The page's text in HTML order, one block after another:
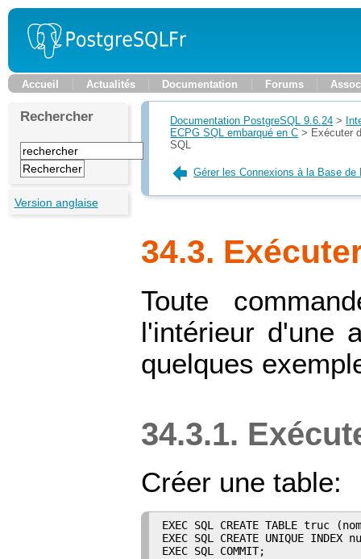
Accueil Actualités Documentation Forums
Rechercher
Version anglaise
Documentation PostgreSQL 9.6.24 >
ECPG SQL embarqué en C > Exécuter
SQL
Gérer les Connexions à la Base de
34.3.
Toute
l'intérieur d'une
quelques
34.3.1.
Créer une table:
EXEC SQL CREATE TABLE
EXEC SQL CREATE UNIQUE
EXEC SQL COMMIT;